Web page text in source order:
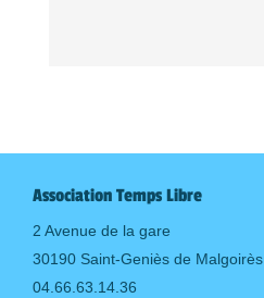
Association Temps Libre
2 Avenue de la gare
30190 Saint-Geniès de Malgoirès
04.66.63.14.36